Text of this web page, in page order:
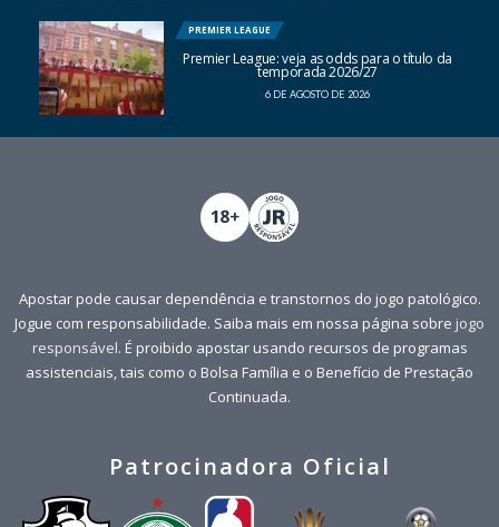
PREMIER LEAGUE
Premier League: veja as odds para o título da
temporada 2026/27
6 DE AGOSTO DE 2026
Apostar pode causar dependência e transtornos do jogo patológico.
Jogue com responsabilidade. Saiba mais em nossa página sobre jogo
responsável. É proibido apostar usando recursos de programas
assistenciais, tais como o Bolsa Família e o Benefício de Prestação
Continuada.
Patrocinadora Oficial